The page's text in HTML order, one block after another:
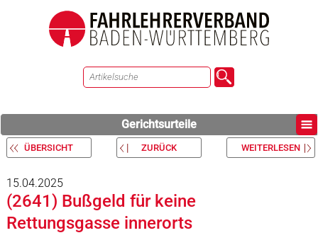
Gerichtsurteile
ÜBERSICHT ZURÜCK WEITERLESEN
15.04.2025
(2641) Bußgeld für keine
Rettungsgasse innerorts